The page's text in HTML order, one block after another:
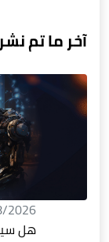
آخر ما تم
2026
هل